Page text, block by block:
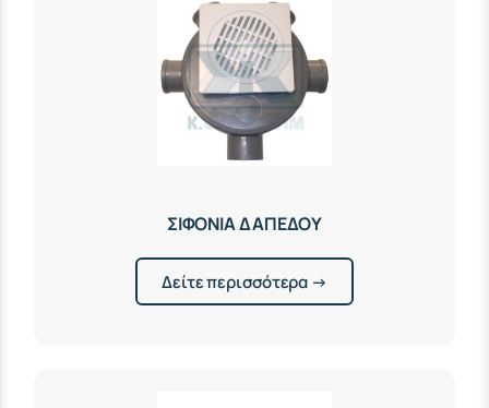
ΣΙΦΟΝΙΑ ΔΑΠΕΔΟΥ
Δείτε περισσότερα →